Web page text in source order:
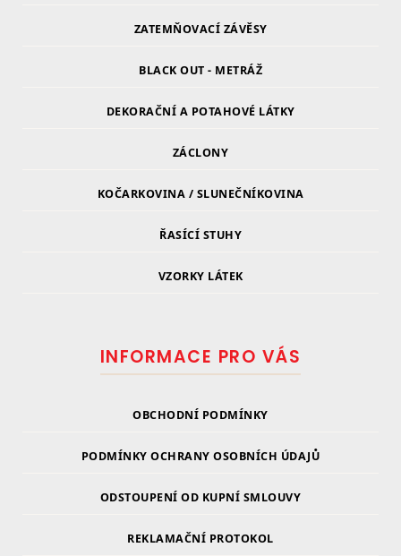
ZATEMŇOVACÍ ZÁVĚSY
BLACK OUT - METRÁŽ
DEKORAČNÍ A POTAHOVÉ LÁTKY
ZÁCLONY
KOČARKOVINA / SLUNEČNÍKOVINA
ŘASÍCÍ STUHY
VZORKY LÁTEK
INFORMACE PRO VÁS
OBCHODNÍ PODMÍNKY
PODMÍNKY OCHRANY OSOBNÍCH ÚDAJŮ
ODSTOUPENÍ OD KUPNÍ SMLOUVY
REKLAMAČNÍ PROTOKOL